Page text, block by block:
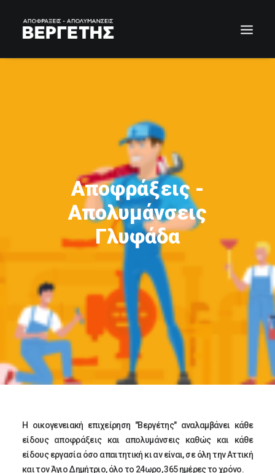
Αποφράξεις -
Απολυμάνσεις
Γλυφάδα
Η οικογενειακή επιχείρηση "Βεργέτης" αναλαμβάνει κάθε
είδους αποφράξεις και απολυμάνσεις καθώς και κάθε
είδους εργασία όσο απαιτητική κι αν είναι, σε όλη την Αττική
και τον Άγιο Δημήτριο, όλο το 24ωρο, 365 ημέρες το χρόνο.